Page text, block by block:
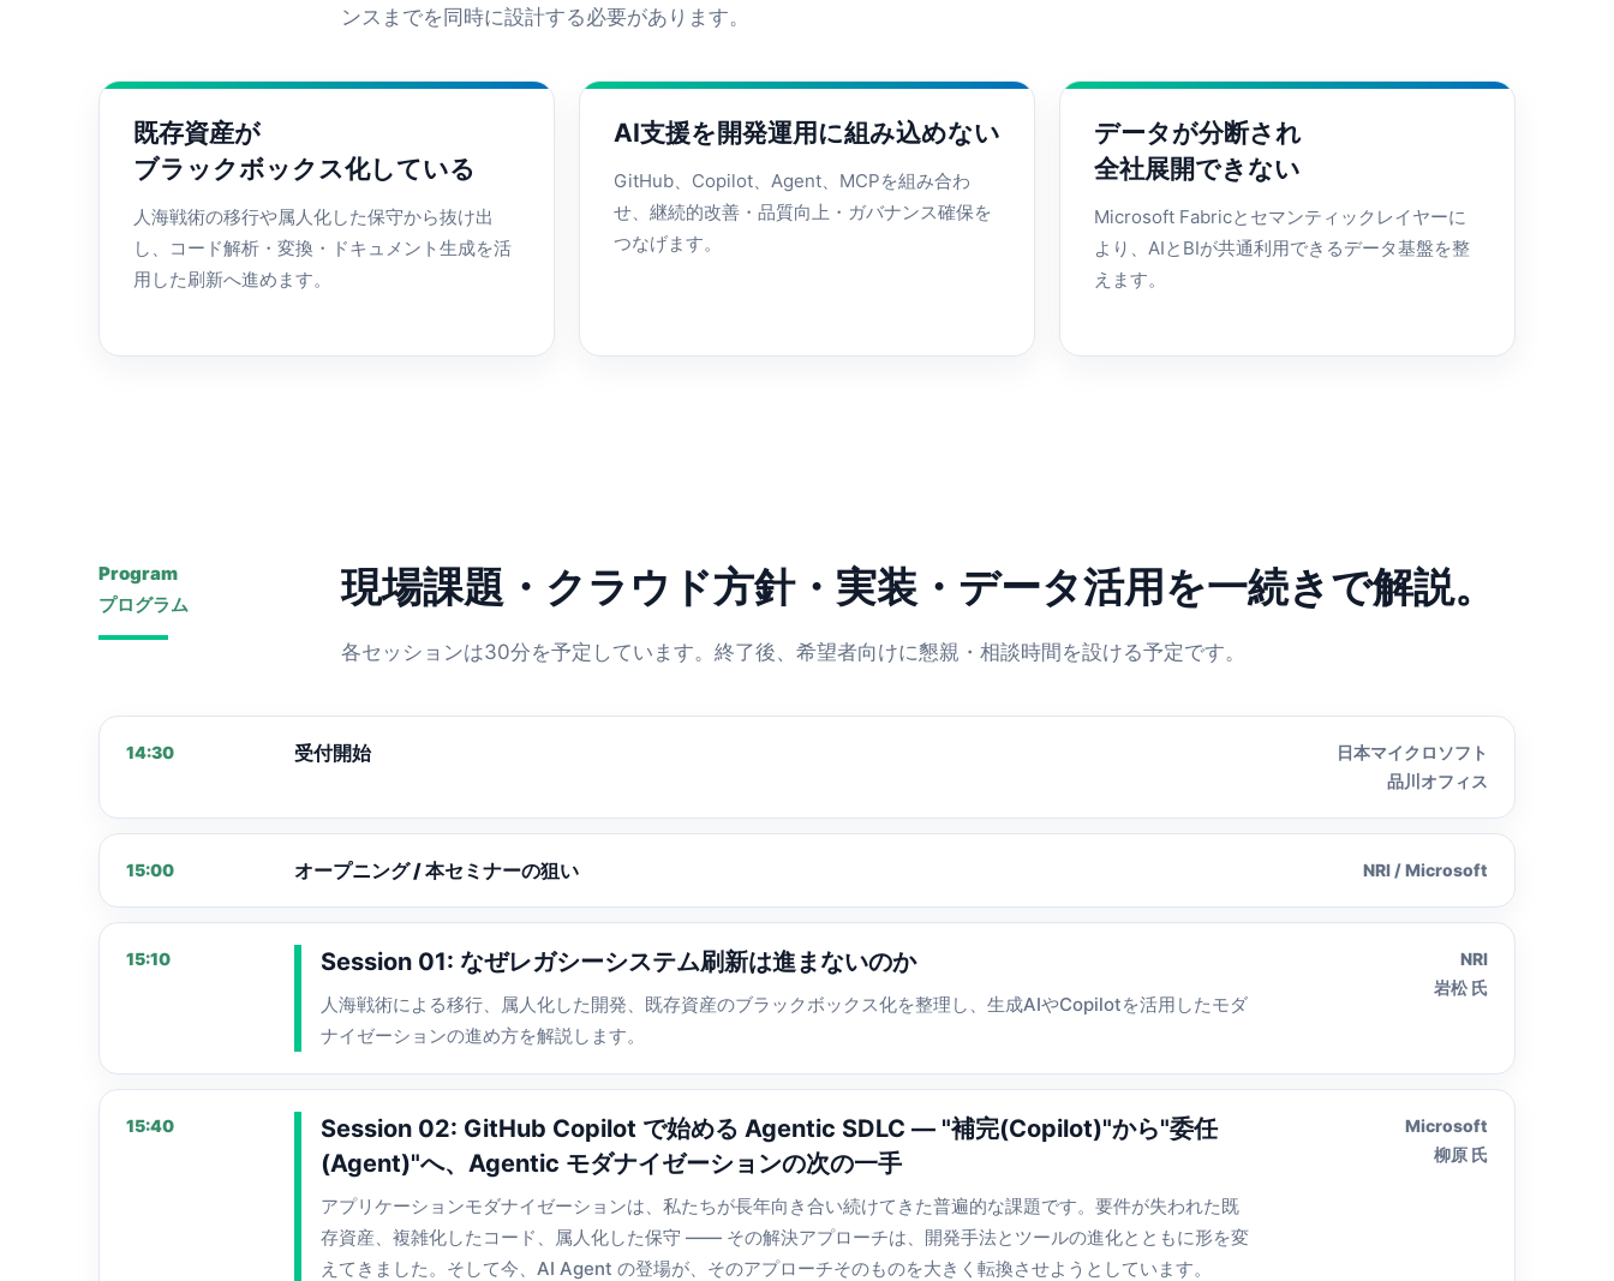
ンスまでを同時に設計する必要があります。
既存資産が
ブラックボックス化している
人海戦術の移行や属人化した保守から抜け出
し、コード解析・変換・ドキュメント生成を活
用した刷新へ進めます。
AI支援を開発運用に組み込めない
GitHub、Copilot、Agent、MCPを組み合わ
せ、継続的改善・品質向上・ガバナンス確保を
つなげます。
データが分断され
全社展開できない
Microsoft Fabricとセマンティックレイヤーに
より、AIとBIが共通利用できるデータ基盤を整
えます。
Program
プログラム
現場課題・クラウド方針・実装・データ活用を一続きで解説。
各セッションは30分を予定しています。終了後、希望者向けに懇親・相談時間を設ける予定です。
14:30 受付開始
日本マイクロソフト
品川オフィス
15:00 オープニング / 本セミナーの狙い NRI / Microsoft
15:10 Session 01: なぜレガシーシステム刷新は進まないのか
人海戦術による移行、属人化した開発、既存資産のブラックボックス化を整理し、生成AIやCopilotを活用したモダ
ナイゼーションの進め方を解説します。
NRI
岩松 氏
15:40
Session 02: GitHub Copilot で始める Agentic SDLC ― "補完(Copilot)"から"委任
(Agent)"へ、Agentic モダナイゼーションの次の一手
アプリケーションモダナイゼーションは、私たちが長年向き合い続けてきた普遍的な課題です。要件が失われた既
存資産、複雑化したコード、属人化した保守 ―― その解決アプローチは、開発手法とツールの進化とともに形を変
えてきました。そして今、AI Agent の登場が、そのアプローチそのものを大きく転換させようとしています。
Microsoft
柳原 氏